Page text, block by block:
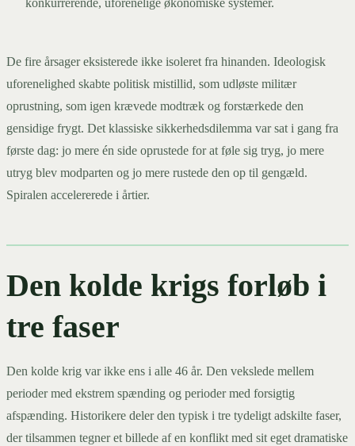
konkurrerende, uforenelige økonomiske systemer.
De fire årsager eksisterede ikke isoleret fra hinanden. Ideologisk
uforenelighed skabte politisk mistillid, som udløste militær
oprustning, som igen krævede modtræk og forstærkede den
gensidige frygt. Det klassiske sikkerhedsdilemma var sat i gang fra
første dag: jo mere én side oprustede for at føle sig tryg, jo mere
utryg blev modparten og jo mere rustede den op til gengæld.
Spiralen accelererede i årtier.
Den kolde krigs forløb i
tre faser
Den kolde krig var ikke ens i alle 46 år. Den vekslede mellem
perioder med ekstrem spænding og perioder med forsigtig
afspænding. Historikere deler den typisk i tre tydeligt adskilte faser,
der tilsammen tegner et billede af en konflikt med sit eget dramatiske